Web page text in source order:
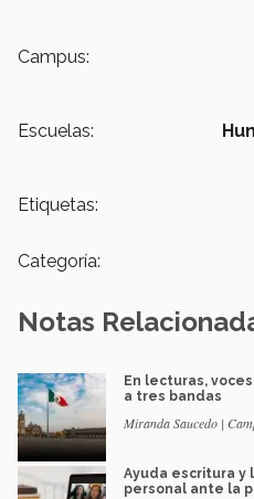
Campus:
Escuelas:
Etiquetas:
Categoría:
Notas
En lecturas,
a tres bandas
Miranda Saucedo |
Ayuda escritura
personal ante la